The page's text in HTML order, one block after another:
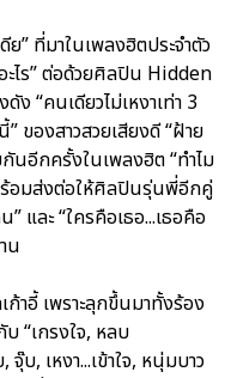
” ที่มาในเพลงฮิตประจำตัว
อะไร” ต่อด้วยศิลปิน Hidden
“คนเดียวไม่เหงาเท่า 3
ของสาวสวยเสียงดี “ฝ้าย
นอีกครั้งในเพลงฮิต “ทำไม
ร้อมส่งต่อให้ศิลปินรุ่นพี่อีกคู่
และ “ใครคือเธอ...เธอคือ
น
าอี้ เพราะลุกขึ้นมาทั้งร้อง
“เกรงใจ, หลบ
บ, เหงา...เข้าใจ, หนุ่มบาว